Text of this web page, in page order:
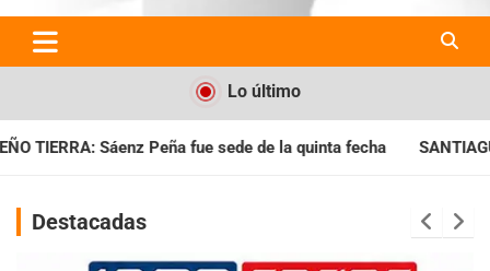
Argentina
Lo último
fue sede de la quinta fecha SANTIAGUEÑO: Se cumplió con
Destacadas